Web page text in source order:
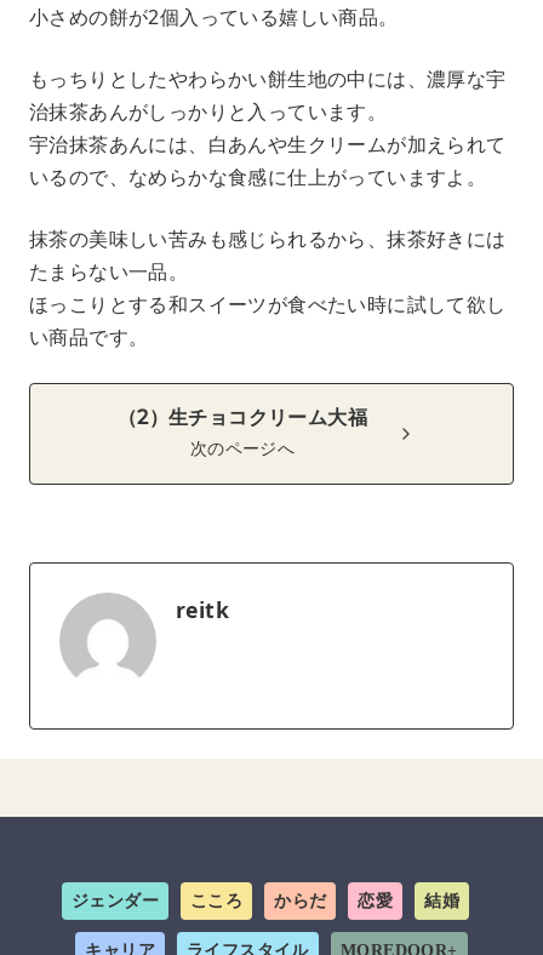
小さめの餅が2個入っている嬉しい商品。
もっちりとしたやわらかい餅生地の中には、濃厚な宇
治抹茶あんがしっかりと入っています。
宇治抹茶あんには、白あんや生クリームが加えられて
いるので、なめらかな食感に仕上がっていますよ。
抹茶の美味しい苦みも感じられるから、抹茶好きには
たまらない一品。
ほっこりとする和スイーツが食べたい時に試して欲し
い商品です。
（2）生チョコクリーム大福
次のページへ
reitk
ジェンダー こころ からだ 恋愛 結婚
キャリア ライフスタイル MOREDOOR+